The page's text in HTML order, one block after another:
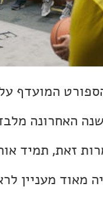
המועדף
זאת, תמיד
מאוד מעניין